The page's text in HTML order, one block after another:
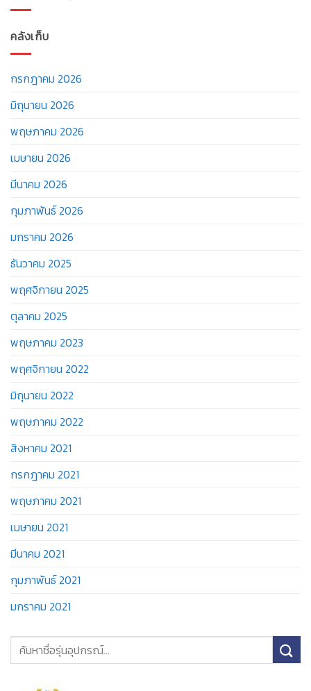
คลังเก็บ
กรกฎาคม 2026
มิถุนายน 2026
พฤษภาคม 2026
เมษายน 2026
มีนาคม 2026
กุมภาพันธ์ 2026
มกราคม 2026
ธันวาคม 2025
พฤศจิกายน 2025
ตุลาคม 2025
พฤษภาคม 2023
พฤศจิกายน 2022
มิถุนายน 2022
พฤษภาคม 2022
สิงหาคม 2021
กรกฎาคม 2021
พฤษภาคม 2021
เมษายน 2021
มีนาคม 2021
กุมภาพันธ์ 2021
มกราคม 2021
ค้นหา: